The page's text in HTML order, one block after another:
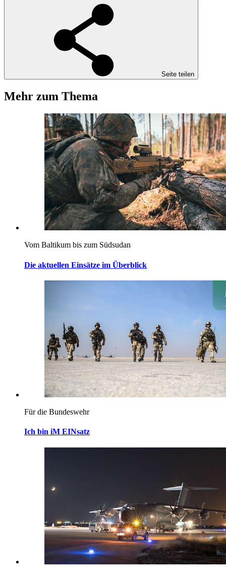
Seite teilen
Mehr zum Thema
Vom Baltikum bis zum Südsudan
Die aktuellen Einsätze im Überblick
Für die Bundeswehr
Ich bin iM EINsatz